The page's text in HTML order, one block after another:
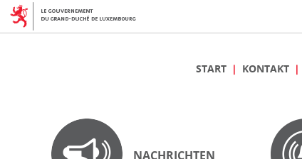
START KONTAKT
NACHRICHTEN